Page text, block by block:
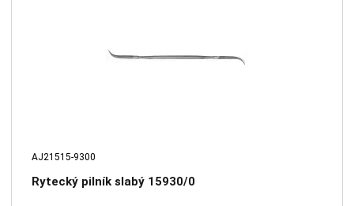
AJ21515-9300
Rytecký pilník slabý 15930/0